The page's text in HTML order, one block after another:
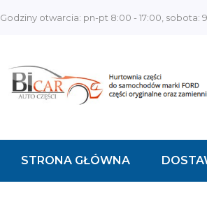
Godziny otwarcia: pn-pt 8:00 - 17:00, sobota:
STRONA GŁÓWNA